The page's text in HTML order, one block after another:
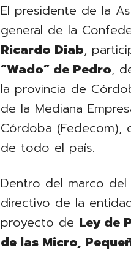
El presidente de la
general de la
Ricardo Diab,
“Wado” de Pedro,
la provincia de
de la Mediana
Córdoba
de todo el país.
Dentro del marco
directivo de la
proyecto de Ley de
de las Micro,